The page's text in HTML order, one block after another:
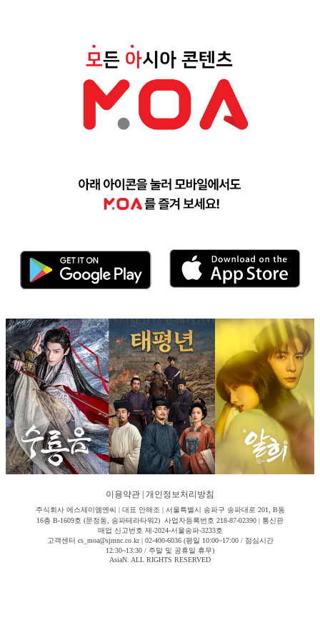
이용약관 개인정보처리방침
주식회사 에스제이엠엔씨 | 대표 안해조 | 서울특별시 송파구 송파대로 201, B동
16층 B-1609호 (문정동, 송파테라타워2) 사업자등록번호 218-87-02390 | 통신판
매업 신고번호 제-2024-서울송파-3233호
고객센터 cs_moa@sjmnc.co.kr | 02-400-6036 (평일 10:00~17:00 / 점심시간
12:30~13:30 / 주말 및 공휴일 휴무)
AsiaN. ALL RIGHTS RESERVED